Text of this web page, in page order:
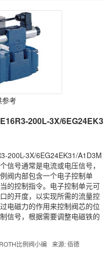
参考
200L-3X/6EG24EK3
200L-3X/6EG24EK31/A1D3M
信号通常是电流或电压信号，
阀内部包含一个电子控制单
的控制指令。电子控制单元可
的开度，以实现所需的流量控
电磁力的作用来控制阀芯的位
信号，根据需要调整电磁铁的
比例阀小编 来源: 佰德